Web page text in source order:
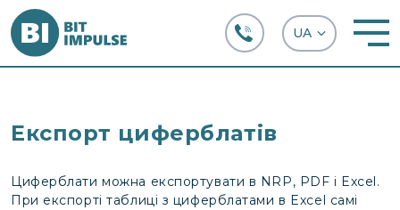
Експорт циферблатів
Циферблати можна експортувати в NRP, PDF і Excel.
При експорті таблиці з циферблатами в Excel самі